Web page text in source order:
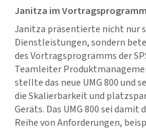
Janitza im Vortragsprogramm
Janitza präsentierte nicht nur
Dienstleistungen, sondern
des Vortragsprogramms der
Teamleiter
stellte das neue UMG 800 und
die Skalierbarkeit und
Geräts. Das UMG 800 sei damit
Reihe von Anforderungen,